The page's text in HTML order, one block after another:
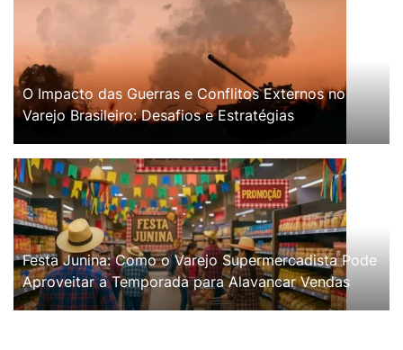
O Impacto das Guerras e Conflitos Externos no
Varejo Brasileiro: Desafios e Estratégias
Festa Junina: Como o Varejo Supermercadista Pode
Aproveitar a Temporada para Alavancar Vendas